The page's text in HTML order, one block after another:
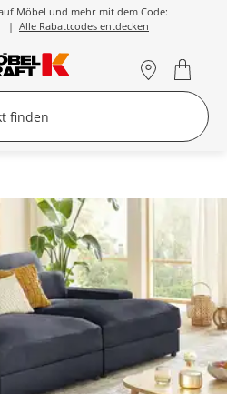
Möbel und mehr mit dem Code:
| Alle Rabattcodes entdecken